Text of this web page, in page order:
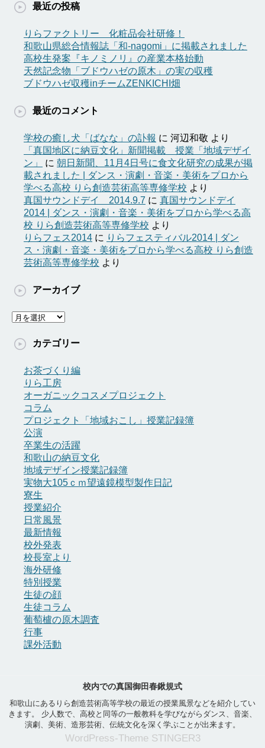
最近の投稿
りらファクトリー 化粧品会社研修！
和歌山県総合情報誌「和-nagomi」に掲載されました
高校生発案『キノミノリ』の産業本格始動
天然記念物「ブドウハゼの原木」の実の収穫
ブドウハゼ収穫inチームZENKICHI畑
最近のコメント
学校の癒し犬「ばなな」の訃報 に 河辺和敬 より
「真国地区に納豆文化」新聞掲載 授業「地域デザイ
ン」
に 朝日新聞、11月4日号に食文化研究の成果が掲
載されました | ダンス・演劇・音楽・美術をプロから
学べる高校 りら創造芸術高等専修学校 より
真国サウンドデイ 2014.9.7 に 真国サウンドデイ
2014 | ダンス・演劇・音楽・美術をプロから学べる高
校 りら創造芸術高等専修学校 より
りらフェス2014 に りらフェスティバル2014 | ダン
ス・演劇・音楽・美術をプロから学べる高校 りら創造
芸術高等専修学校 より
アーカイブ
ア
カ
カテゴリー
お茶づくり編
りら工房
オーガニックコスメプロジェクト
コラム
プロジェクト「地域おこし」授業記録簿
公演
卒業生の活躍
和歌山の納豆文化
地域デザイン授業記録簿
実物大105ｃｍ望遠鏡模型製作日記
寮生
授業紹介
日常風景
最新情報
校外発表
校長室より
海外研修
特別授業
生徒の顔
生徒コラム
葡萄櫨の原木調査
行事
課外活動
校内での真国御田春鍬規式
和歌山にあるりら創造芸術高等学校の最近の授業風景などを紹介してい
きます。 少人数で、高校と同等の一般教科を学びながらダンス、音楽、
演劇、美術、造形芸術、伝統文化を深く学ぶことが出来ます。
WordPress-Theme STINGER3